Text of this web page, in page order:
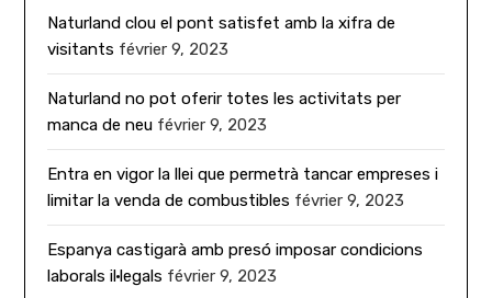
Naturland clou el pont satisfet amb la xifra de
visitants février 9, 2023
Naturland no pot oferir totes les activitats per
manca de neu février 9, 2023
Entra en vigor la llei que permetrà tancar empreses i
limitar la venda de combustibles février 9, 2023
Espanya castigarà amb presó imposar condicions
laborals il·legals février 9, 2023